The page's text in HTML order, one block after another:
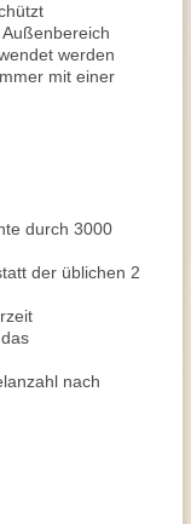
werden
mit einer
durch 3000
der üblichen 2
nach